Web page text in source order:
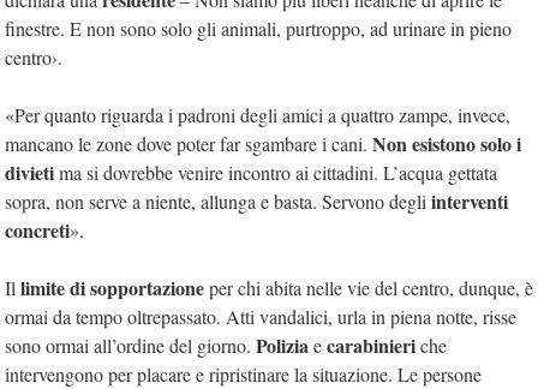
finestre. E non sono solo gli animali, purtroppo, ad urinare in pieno
centro›.
«Per quanto riguarda i padroni degli amici a quattro zampe, invece,
mancano le zone dove poter far sgambare i cani. Non esistono solo i
divietima si dovrebbe venire incontro ai cittadini. L’acqua gettata
sopra, non serve a niente, allunga e basta. Servono degliinterventi
concreti».
Illimite di sopportazioneper chi abita nelle vie del centro, dunque, è
ormai da tempo oltrepassato. Atti vandalici, urla in piena notte, risse
sono ormai all’ordine del giorno. Poliziaecarabinieriche
intervengono per placare e ripristinare la situazione. Le persone